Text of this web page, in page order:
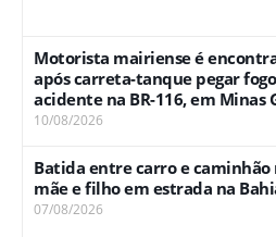
Motorista mairiense é
após carreta-tanque pegar
acidente na BR-116, em Minas
10/08/2026
Batida entre carro e caminhão
mãe e filho em estrada na
07/08/2026